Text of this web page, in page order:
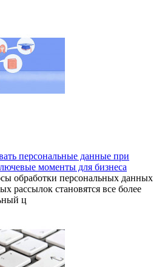
персональные данные при
моменты для бизнеса
обработки персональных данных
рассылок становятся все более
ц